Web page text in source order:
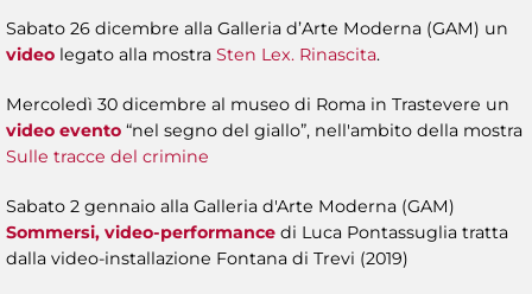
Sabato 26 dicembre alla Galleria d’Arte Moderna (GAM) un
video legato alla mostra Sten Lex. Rinascita.
Mercoledì 30 dicembre al museo di Roma in Trastevere un
video evento “nel segno del giallo”, nell'ambito della mostra
Sulle tracce del crimine
Sabato 2 gennaio alla Galleria d'Arte Moderna (GAM)
Sommersi, video-performance di Luca Pontassuglia tratta
dalla video-installazione Fontana di Trevi (2019)